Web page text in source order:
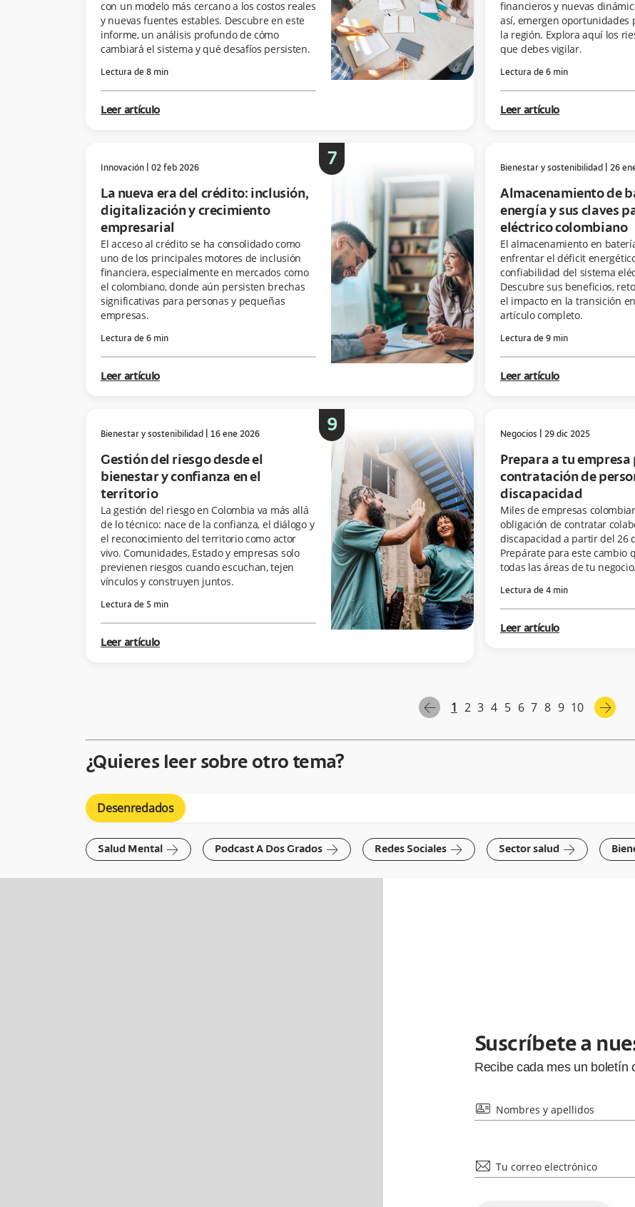
con un modelo más cercano a los costos reales
y nuevas fuentes estables. Descubre en este
informe, un análisis profundo de cómo
cambiará el sistema y qué desafíos persisten.
Lectura de 8 min
Leer artículo
financieros y nuevas
así, emergen oportunidades
la región. Explora aquí los
que debes vigilar.
Lectura de 6 min
Leer artículo
Innovación 02 feb 2026
La nueva era del crédito: inclusión,
digitalización y crecimiento
empresarial
El acceso al crédito se ha consolidado como
uno de los principales motores de inclusión
financiera, especialmente en mercados como
el colombiano, donde aún persisten brechas
significativas para personas y pequeñas
empresas.
Lectura de 6 min
Leer artículo
7 Bienestar y sostenibilidad 26
Almacenamiento de
energía y sus claves
eléctrico colombiano
El almacenamiento en
enfrentar el déficit
confiabilidad del sistema
Descubre sus beneficios,
el impacto en la transición
artículo completo.
Lectura de 9 min
Leer artículo
Bienestar y sostenibilidad 16 ene 2026
Gestión del riesgo desde el
bienestar y confianza en el
territorio
La gestión del riesgo en Colombia va más allá
de lo técnico: nace de la confianza, el diálogo y
el reconocimiento del territorio como actor
vivo. Comunidades, Estado y empresas solo
previenen riesgos cuando escuchan, tejen
vínculos y construyen juntos.
Lectura de 5 min
Leer artículo
9 Negocios 29 dic 2025
Prepara a tu empresa
contratación de
discapacidad
Miles de empresas
obligación de contratar
discapacidad a partir del 26
Prepárate para este cambio
todas las áreas de tu negocio.
Lectura de 4 min
Leer artículo
arrow-left 1 2 3 4 5 6 7 8 9 10 arrow-right
¿Quieres leer sobre otro tema?
Desenredados
Salud Mental arrow-right Podcast A Dos Grados arrow-right Redes Sociales arrow-right Sector salud arrow-right
Suscríbete a
Recibe cada mesun boletín
id Nombres y apellidos
mail Tu correo electrónico